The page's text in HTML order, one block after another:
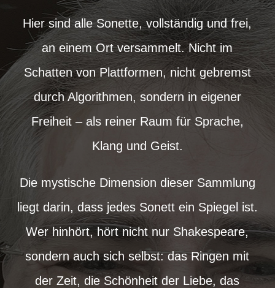
Hier sind alle Sonette, vollständig und frei,
an einem Ort versammelt. Nicht im
Schatten von Plattformen, nicht gebremst
durch Algorithmen, sondern in eigener
Freiheit – als reiner Raum für Sprache,
Klang und Geist.
Die mystische Dimension dieser Sammlung
liegt darin, dass jedes Sonett ein Spiegel ist.
Wer hinhört, hört nicht nur Shakespeare,
sondern auch sich selbst: das Ringen mit
der Zeit, die Schönheit der Liebe, das